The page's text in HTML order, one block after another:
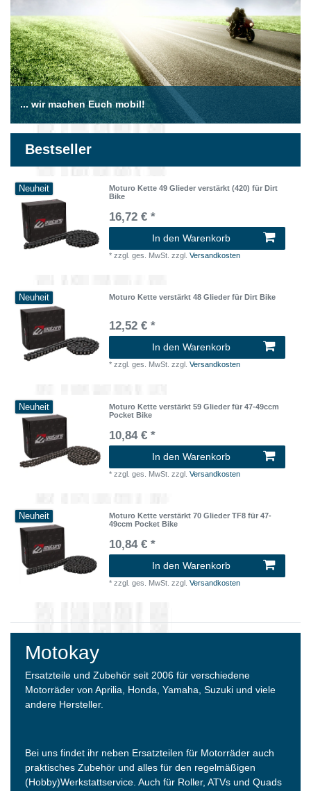
... wir machen Euch mobil!
Bestseller
Neuheit
Moturo Kette 49 Glieder verstärkt (420) für Dirt
Bike
16,72 € *
In den Warenkorb
*zzgl. ges. MwSt. zzgl.Versandkosten
Neuheit Moturo Kette verstärkt 48 Glieder für Dirt Bike
12,52 € *
In den Warenkorb
*zzgl. ges. MwSt. zzgl.Versandkosten
Neuheit
Moturo Kette verstärkt 59 Glieder für 47-49ccm
Pocket Bike
10,84 € *
In den Warenkorb
*zzgl. ges. MwSt. zzgl.Versandkosten
Neuheit
Moturo Kette verstärkt 70 Glieder TF8 für 47-
49ccm Pocket Bike
10,84 € *
In den Warenkorb
*zzgl. ges. MwSt. zzgl.Versandkosten
Motokay
Ersatzteile und Zubehör seit 2006 für verschiedene
Motorräder von Aprilia, Honda, Yamaha, Suzuki und viele
andere Hersteller.
Bei uns findet ihr neben Ersatzteilen für Motorräder auch
praktisches Zubehör und alles für den regelmäßigen
(Hobby)Werkstattservice. Auch für Roller, ATVs und Quads